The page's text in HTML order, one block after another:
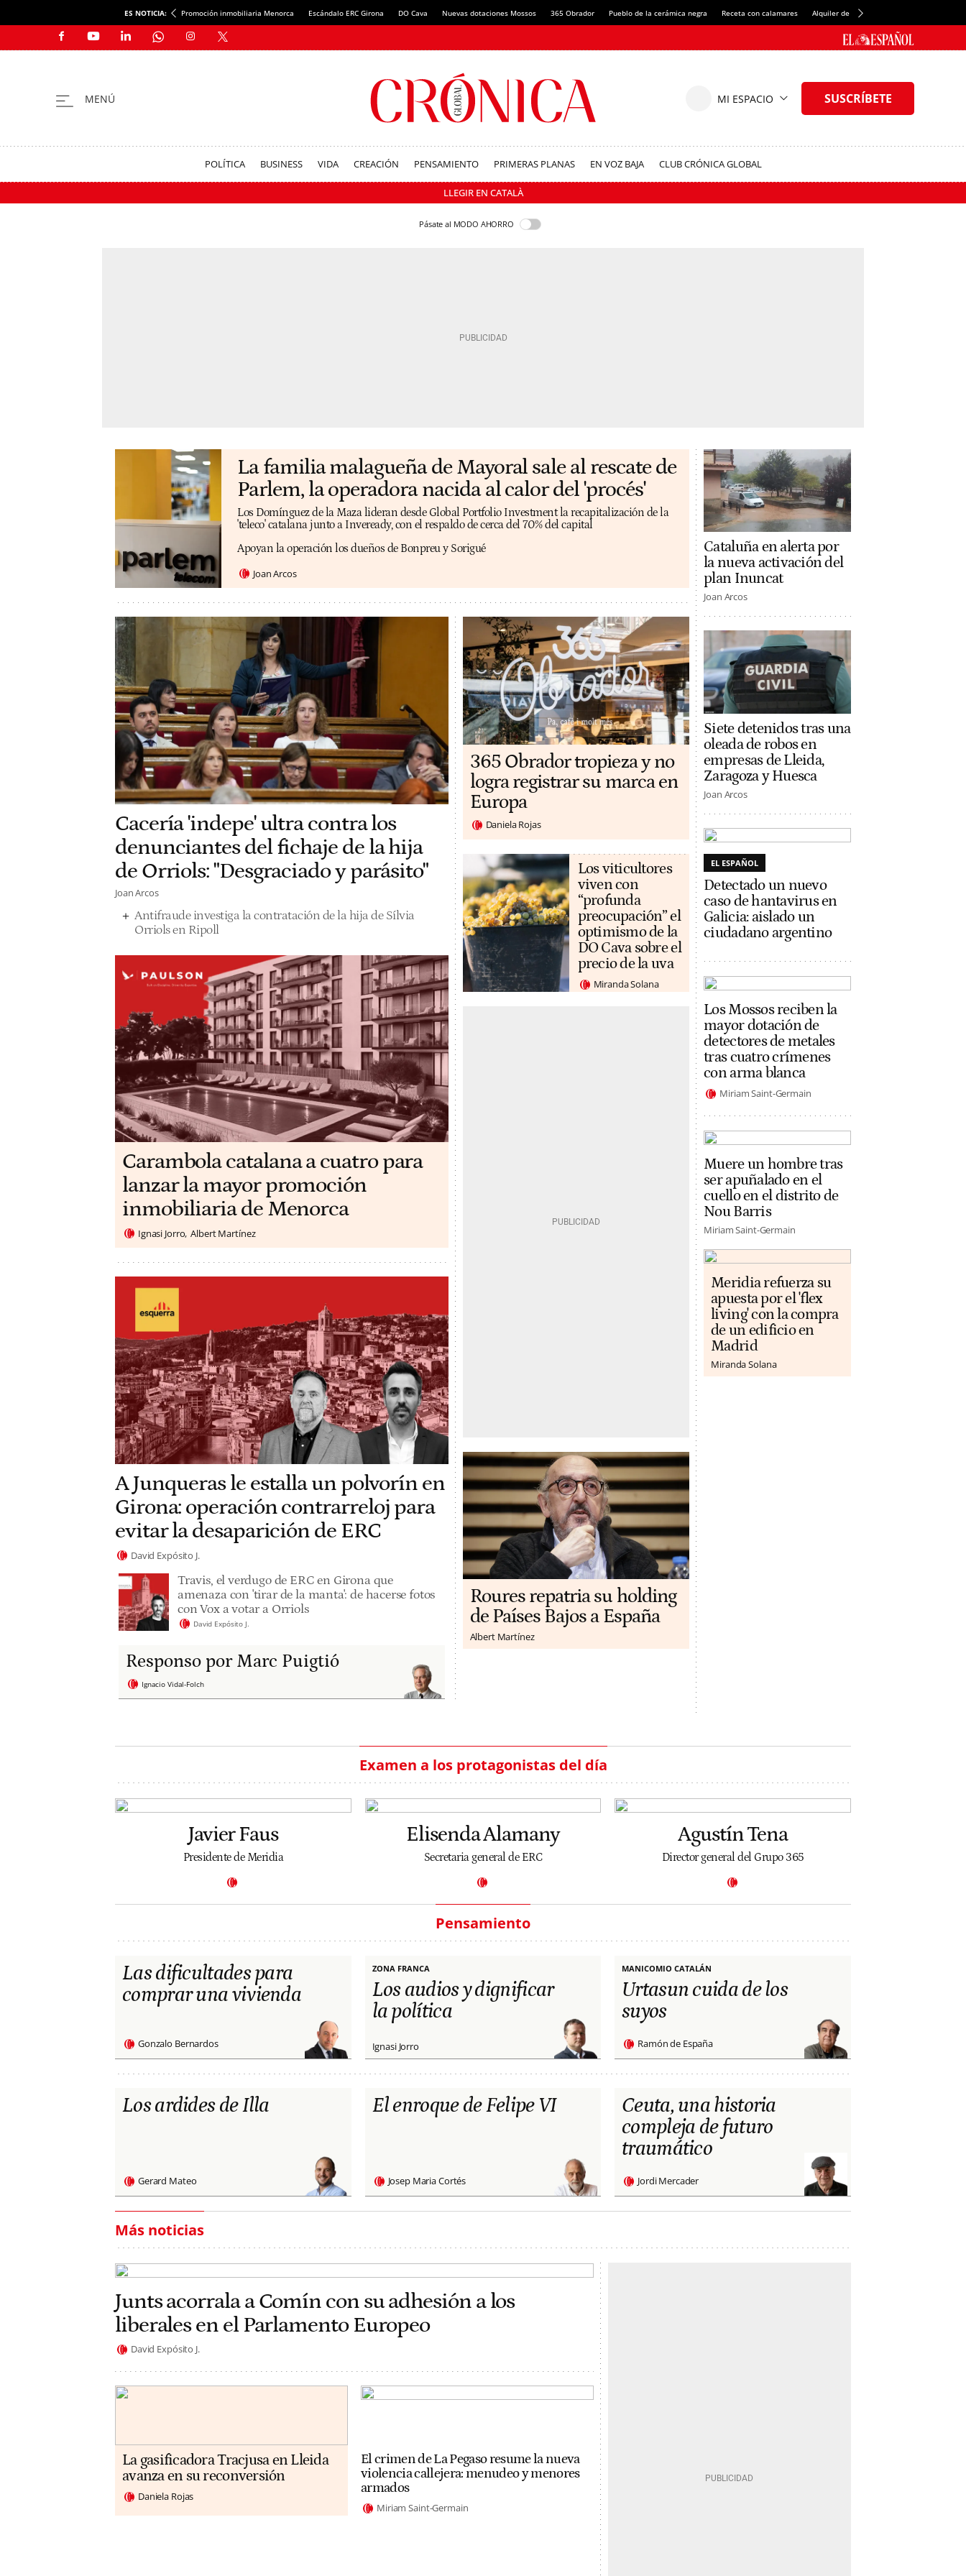
ES NOTICIA: Promoción inmobiliaria Menorca Escándalo ERC Girona DO Cava Nuevas dotaciones Mossos 365 Obrador Pueblo de la cerámica negra Receta con calamares Alquiler de habitaciones en España
POLÍTICA BUSINESS VIDA CREACIÓN PENSAMIENTO PRIMERAS PLANAS EN VOZ BAJA CLUB CRÓNICA GLOBAL
LLEGIR EN CATALÀ
Pásate al MODO AHORRO
La familia malagueña de Mayoral sale al rescate de
Parlem, la operadora nacida al calor del 'procés'
Los Domínguez de la Maza lideran desde Global Portfolio Investment la recapitalización de la
'teleco' catalana junto a Inveready, con el respaldo de cerca del 70% del capital
Apoyan la operación los dueños de Bonpreu y Sorigué
Joan Arcos
Cacería 'indepe' ultra contra los
denunciantes del fichaje de la hija
de Orriols: "Desgraciado y parásito"
Joan Arcos
Antifraude investiga la contratación de la hija de Sílvia
Orriols en Ripoll
Carambola catalana a cuatro para
lanzar la mayor promoción
inmobiliaria de Menorca
Ignasi Jorro Albert Martínez
A Junqueras le estalla un polvorín en
Girona: operación contrarreloj para
evitar la desaparición de ERC
David Expósito J.
Travis, el verdugo de ERC en Girona que
amenaza con 'tirar de la manta': de hacerse fotos
con Vox a votar a Orriols
David Expósito J.
Responso por Marc Puigtió
Ignacio Vidal-Folch
365 Obrador tropieza y no
logra registrar su marca en
Europa
Daniela Rojas
Los viticultores
viven con
“profunda
preocupación” el
optimismo de la
DO Cava sobre el
precio de la uva
Miranda Solana
Roures repatria su holding
de Países Bajos a España
Albert Martínez
Cataluña en alerta por
la nueva activación del
plan Inuncat
Joan Arcos
Siete detenidos tras una
oleada de robos en
empresas de Lleida,
Zaragoza y Huesca
Joan Arcos
EL ESPAÑOL
Detectado un nuevo
caso de hantavirus en
Galicia: aislado un
ciudadano argentino
Los Mossos reciben la
mayor dotación de
detectores de metales
tras cuatro crímenes
con arma blanca
Miriam Saint-Germain
Muere un hombre tras
ser apuñalado en el
cuello en el distrito de
Nou Barris
Miriam Saint-Germain
Meridia refuerza su
apuesta por el 'flex
living' con la compra
de un edificio en
Madrid
Miranda Solana
Examen a los protagonistas del día
Javier Faus
Presidente de Meridia
Elisenda Alamany
Secretaria general de ERC
Agustín Tena
Director general del Grupo 365
Pensamiento
Las dificultades para
comprar una vivienda
Gonzalo Bernardos
ZONA FRANCA
Los audios y dignificar
la política
Ignasi Jorro
MANICOMIO CATALÁN
Urtasun cuida de los
suyos
Ramón de España
Los ardides de Illa
Gerard Mateo
El enroque de Felipe VI
Josep Maria Cortés
Ceuta, una historia
compleja de futuro
traumático
Jordi Mercader
Más noticias
Junts acorrala a Comín con su adhesión a los
liberales en el Parlamento Europeo
David Expósito J.
La gasificadora Tracjusa en Lleida
avanza en su reconversión
Daniela Rojas
El crimen de La Pegaso resume la nueva
violencia callejera: menudeo y menores
armados
Miriam Saint-Germain